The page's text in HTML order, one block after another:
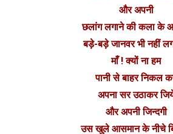
और अपनी
छलांग लगाने की कला के
बड़े-बड़े जानवर भी नहीं
माँ ! क्यों ना हम
पानी से बाहर निकल
अपना सर उठाकर
और अपनी जिन्दगी
उस खुले आसमान के नीचे